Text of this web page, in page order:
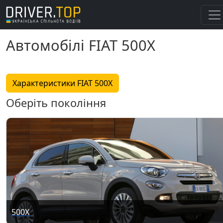
Автомобілі FIAT 500X
Характеристики FIAT 500X
Оберіть покоління
500X